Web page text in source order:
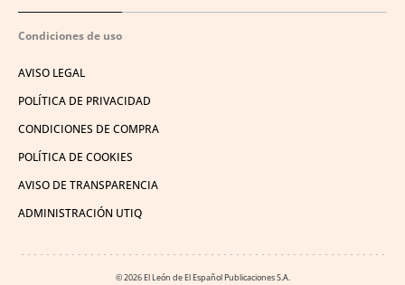
Condiciones de uso
AVISO LEGAL
POLÍTICA DE PRIVACIDAD
CONDICIONES DE COMPRA
POLÍTICA DE COOKIES
AVISO DE TRANSPARENCIA
ADMINISTRACIÓN UTIQ
© 2026 El León de El Español Publicaciones S.A.